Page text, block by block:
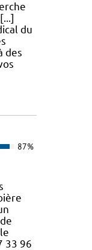
du
des
87%
33 96